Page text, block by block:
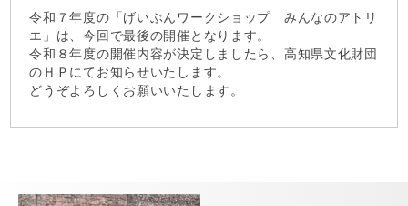
令和７年度の「げいぶんワークショップ みんなのアトリ
エ」は、今回で最後の開催となります。
令和８年度の開催内容が決定しましたら、高知県文化財団
のＨＰにてお知らせいたします。
どうぞよろしくお願いいたします。